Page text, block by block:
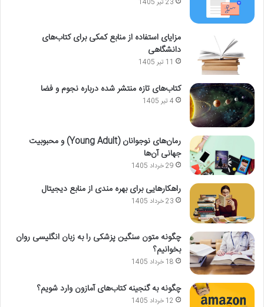
23 تیر 1405
مزایای استفاده از منابع کمکی برای کتاب‌های
دانشگاهی
11 تیر 1405
کتاب‌های تازه منتشر شده درباره نجوم و فضا
4 تیر 1405
رمان‌های نوجوانان (Young Adult) و محبوبیت
جهانی آن‌ها
29 خرداد 1405
راهکارهایی برای بهره مندی از منابع دیجیتال
23 خرداد 1405
چگونه متون سنگین پزشکی را به زبان انگلیسی روان
بخوانیم؟
18 خرداد 1405
چگونه به گنجینه کتاب‌های آمازون وارد شویم؟
12 خرداد 1405